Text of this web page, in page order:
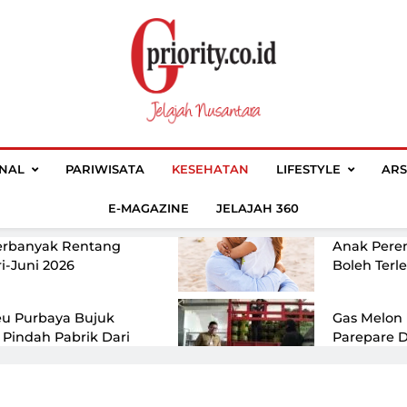
Majalah
Jelajah Nusantara
PARIWISATA KESEHATAN LIFESTYLE
E-MAGAZINE JELAJAH 360
Jalin Kerja Sama,
Suka Bertindak
Panjang
Telan Rp1
Dengan Jumlah
Rentang
Juni 2026
6 Fase
Anak
Boleh
Purbaya Bujuk
Pindah Pabrik Dari
Gas
Parepare